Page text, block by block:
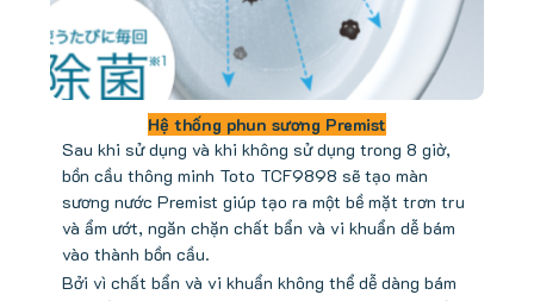
Hệ thống phun sương Premist
Sau khi sử dụng và khi không sử dụng trong 8 giờ,
bồn cầu thông minh Toto TCF9898 sẽ tạo màn
sương nước Premist giúp tạo ra một bề mặt trơn tru
và ẩm ướt, ngăn chặn chất bẩn và vi khuẩn dễ bám
vào thành bồn cầu.
Bởi vì chất bẩn và vi khuẩn không thể dễ dàng bám